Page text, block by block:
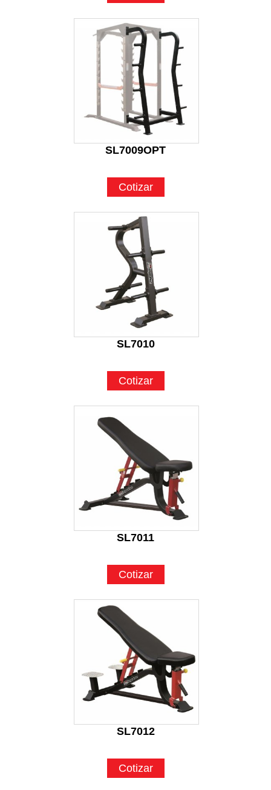
SL7009OPT
Cotizar
SL7010
Cotizar
SL7011
Cotizar
SL7012
Cotizar